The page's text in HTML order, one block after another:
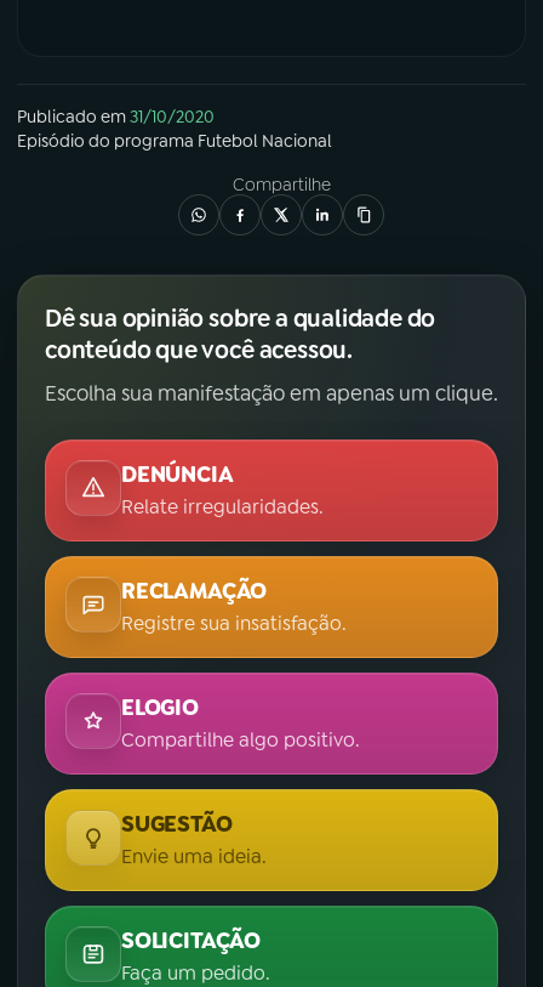
Publicado em31/10/2020
Episódio do programa Futebol Nacional
Compartilhe
Dê sua opinião sobre a qualidade do
conteúdo que você acessou.
Escolha sua manifestação em apenas um clique.
DENÚNCIA
Relate irregularidades.
RECLAMAÇÃO
Registre sua insatisfação.
ELOGIO
Compartilhe algo positivo.
SUGESTÃO
Envie uma ideia.
SOLICITAÇÃO
Faça um pedido.